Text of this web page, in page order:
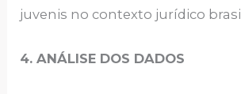
juvenis no contexto jurídico
4. ANÁLISE DOS DADOS